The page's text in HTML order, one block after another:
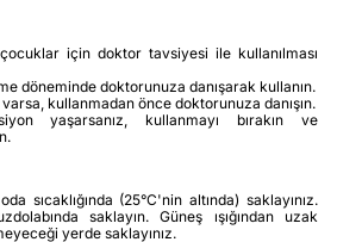
için doktor tavsiyesi ile kullanılması
döneminde doktorunuza danışarak kullanın.
varsa, kullanmadan önce doktorunuza danışın.
yaşarsanız, kullanmayı bırakın ve
sıcaklığında (25°C'nin altında) saklayınız.
saklayın. Güneş ışığından uzak
yerde saklayınız.